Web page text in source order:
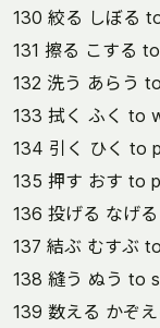
130 絞る しぼ
131 擦る こす
132 洗う あら
133 拭く ふく
134 引く ひく
135 押す おす
136 投げる な
137 結ぶ むす
138 縫う ぬう
139 数える か